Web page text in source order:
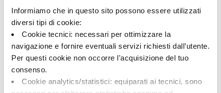
Informiamo che in questo sito possono essere utilizzati
diversi tipi di cookie:
Cookie tecnici: necessari per ottimizzare la
navigazione e fornire eventuali servizi richiesti dall’utente.
Per questi cookie non occorre l’acquisizione del tuo
consenso.
Cookie analytics/statistici: equiparati ai tecnici, sono